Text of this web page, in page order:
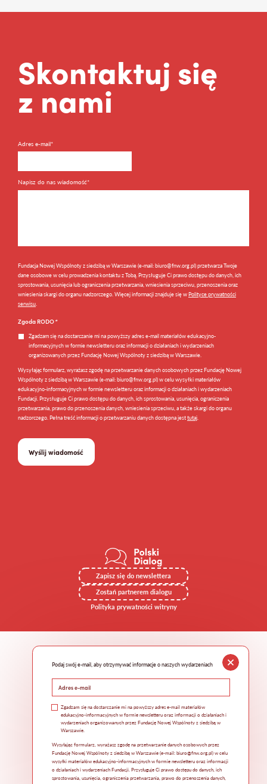
Skontaktuj się
z nami
Adres e-mail*
Napisz do nas wiadomość*
Fundacja Nowej Wspólnoty z siedzibą w Warszawie (e-mail: biuro@fnw.org.pl) przetwarza Twoje
dane osobowe w celu prowadzenia kontaktu z Tobą. Przysługuje Ci prawo dostępu do danych, ich
sprostowania, usunięcia lub ograniczenia przetwarzania, wniesienia sprzeciwu, przenoszenia oraz
wniesienia skargi do organu nadzorczego. Więcej informacji znajduje się wPolityce prywatności
serwisu.
Zgoda RODO*
Zgadzam się na dostarczanie mi na powyższy adres e-mail materiałów edukacyjno-
informacyjnych w formie newsletteru oraz informacji o działaniach i wydarzeniach
organizowanych przez Fundację Nowej Wspólnoty z siedzibą w Warszawie.
Wysyłając formularz, wyrażasz zgodę na przetwarzanie danych osobowych przez Fundację Nowej
Wspólnoty z siedzibą w Warszawie (e-mail: biuro@fnw.org.pl) w celu wysyłki materiałów
edukacyjno-informacyjnych w formie newsletteru oraz informacji o działaniach i wydarzeniach
Fundacji. Przysługuje Ci prawo dostępu do danych, ich sprostowania, usunięcia, ograniczenia
przetwarzania, prawo do przenoszenia danych, wniesienia sprzeciwu, a także skargi do organu
nadzorczego. Pełna treść informacji o przetwarzaniu danych dostępna jesttutaj.
Zapisz się do newslettera
Zostań partnerem dialogu
Polityka prywatności witryny
Podaj swój e-mail, aby otrzymywać informacje o naszych wydarzeniach
Zgadzam się na dostarczanie mi na powyższy adres e-mail materiałów
edukacyjno-informacyjnych w formie newsletteru oraz informacji o działaniach i
wydarzeniach organizowanych przez Fundację Nowej Wspólnoty z siedzibą w
Warszawie.
Wysyłając formularz, wyrażasz zgodę na przetwarzanie danych osobowych przez
Fundację Nowej Wspólnoty z siedzibą w Warszawie (e-mail: biuro@fnw.org.pl) w celu
wysyłki materiałów edukacyjno-informacyjnych w formie newsletteru oraz informacji
o działaniach i wydarzeniach Fundacji. Przysługuje Ci prawo dostępu do danych, ich
sprostowania, usunięcia, ograniczenia przetwarzania, prawo do przenoszenia danych,